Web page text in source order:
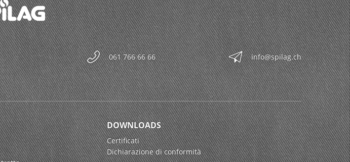
061 766 66 66 info@spilag.ch
DOWNLOADS
Certificati
Dichiarazione di conformità